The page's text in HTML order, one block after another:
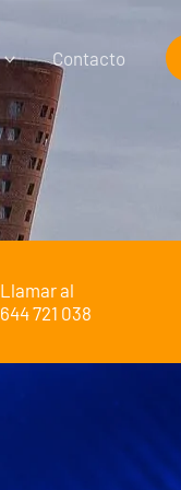
Contacto
Llamar al
644 721 038